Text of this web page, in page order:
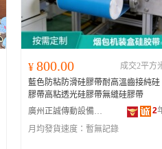
¥ 800.00
成交2平方
藍色防粘防滑硅膠帶耐高溫齒接純硅
膠帶高粘透光硅膠帶無縫硅膠帶
廣州正誠傳動設備有限公司
2
月均發貨速度： 暫無記錄